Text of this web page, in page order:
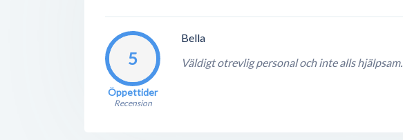
5
Öppettider
Recension
Bella
Väldigt otrevlig personal och inte alls hjälpsam.